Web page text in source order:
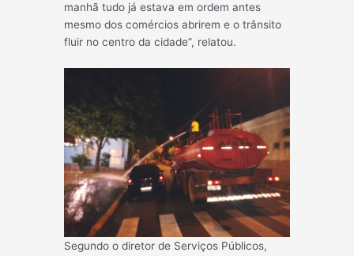
manhã tudo já estava em ordem antes
mesmo dos comércios abrirem e o trânsito
fluir no centro da cidade”, relatou.
Segundo o diretor de Serviços Públicos,